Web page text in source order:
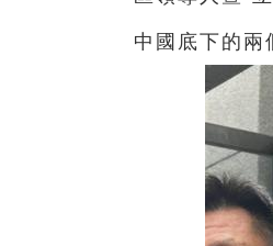
中國底下的兩